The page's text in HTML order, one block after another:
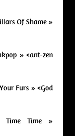
Of Shame »
» <ant-zen
Furs » <God
Time »